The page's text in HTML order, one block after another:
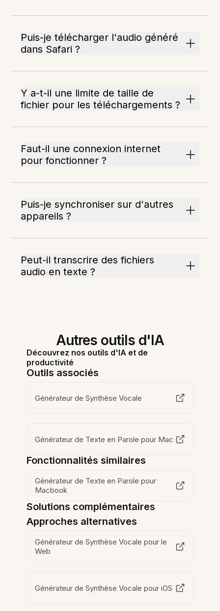
Puis-je télécharger l'audio généré
dans Safari ?
Y a-t-il une limite de taille de
fichier pour les téléchargements ?
Faut-il une connexion internet
pour fonctionner ?
Puis-je synchroniser sur d'autres
appareils ?
Peut-il transcrire des fichiers
audio en texte ?
Autres outils d'IA
Découvrez nos outils d'IA et de
productivité
Outils associés
Générateur de Synthèse Vocale
Générateur de Texte en Parole pour Mac
Fonctionnalités similaires
Générateur de Texte en Parole pour
Macbook
Solutions complémentaires
Approches alternatives
Générateur de Synthèse Vocale pour le
Web
Générateur de Synthèse Vocale pour iOS